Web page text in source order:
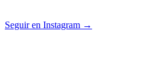
Seguir en Instagram →